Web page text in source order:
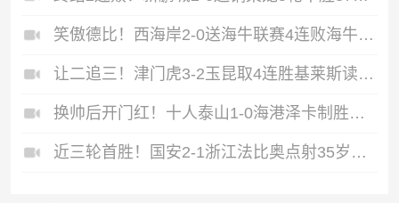
笑傲德比！西海岸2-0送海牛联赛4连败海牛仍垫底西海岸升至第二
让二追三！津门虎3-2玉昆取4连胜基莱斯读秒绝杀萨尔瓦多破门
换帅后开门红！十人泰山1-0海港泽卡制胜于金永扑点海港三球被吹
近三轮首胜！国安2-1浙江法比奥点射35岁张稀哲制胜王钰栋送助攻